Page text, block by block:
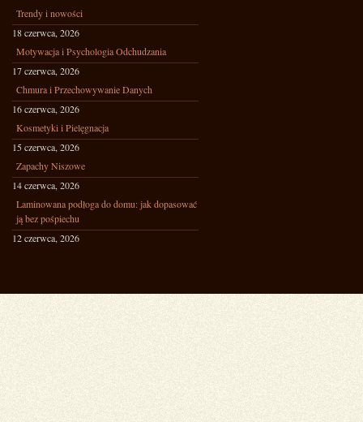
Trendy i nowości
18 czerwca, 2026
Motywacja i Psychologia Odchudzania
17 czerwca, 2026
Chmura i Przechowywanie Danych
16 czerwca, 2026
Kosmetyki i Pielęgnacja
15 czerwca, 2026
Zapachy Niszowe
14 czerwca, 2026
Laminowana podłoga do domu: jak dopasować
ją bez pośpiechu
12 czerwca, 2026